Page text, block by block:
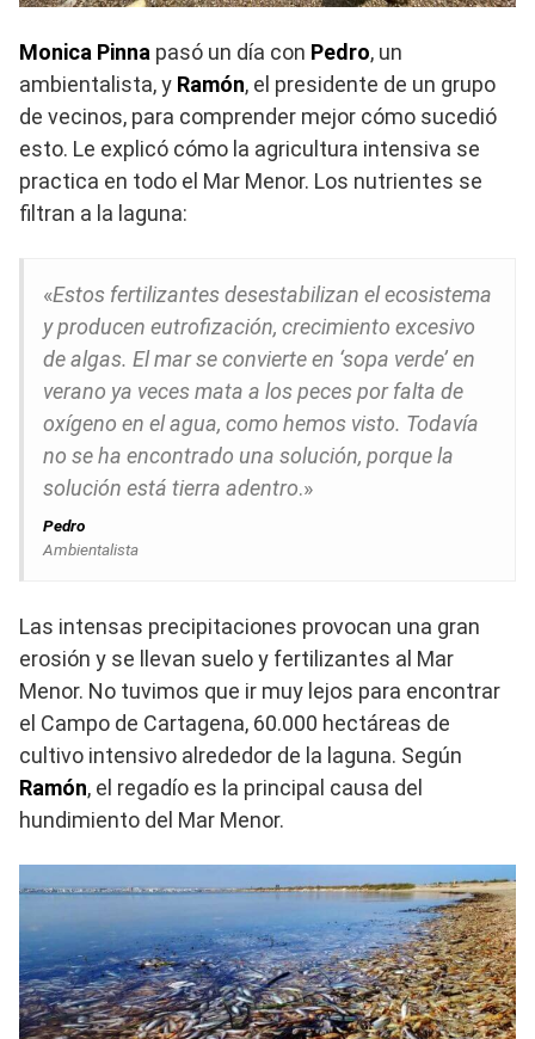
Monica Pinna pasó un día con Pedro, un
ambientalista, y Ramón, el presidente de un grupo
de vecinos, para comprender mejor cómo sucedió
esto. Le explicó cómo la agricultura intensiva se
practica en todo el Mar Menor. Los nutrientes se
filtran a la laguna:
«Estos fertilizantes desestabilizan el ecosistema
y producen eutrofización, crecimiento excesivo
de algas. El mar se convierte en ‘sopa verde’ en
verano ya veces mata a los peces por falta de
oxígeno en el agua, como hemos visto. Todavía
no se ha encontrado una solución, porque la
solución está tierra adentro.»
Pedro
Ambientalista
Las intensas precipitaciones provocan una gran
erosión y se llevan suelo y fertilizantes al Mar
Menor. No tuvimos que ir muy lejos para encontrar
el Campo de Cartagena, 60.000 hectáreas de
cultivo intensivo alrededor de la laguna. Según
Ramón, el regadío es la principal causa del
hundimiento del Mar Menor.